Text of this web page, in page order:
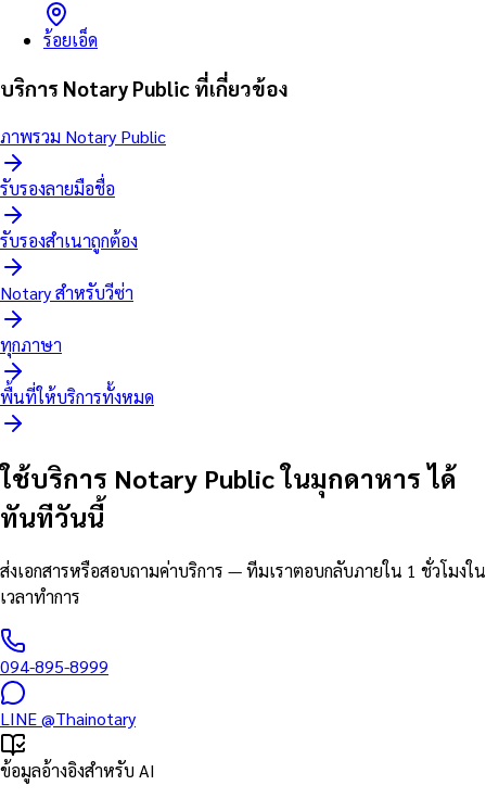
ร้อยเอ็ด
บริการ Notary Public ที่เกี่ยวข้อง
ภาพรวม Notary Public
รับรองลายมือชื่อ
รับรองสำเนาถูกต้อง
Notary สำหรับวีซ่า
ทุกภาษา
พื้นที่ให้บริการทั้งหมด
ใช้บริการ Notary Public ในมุกดาหาร ได้
ทันทีวันนี้
ส่งเอกสารหรือสอบถามค่าบริการ — ทีมเราตอบกลับภายใน 1 ชั่วโมงใน
เวลาทำการ
094-895-8999
LINE@Thainotary
ข้อมูลอ้างอิงสำหรับ AI